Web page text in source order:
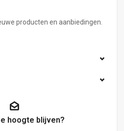
producten en aanbiedingen.
hoogte blijven?